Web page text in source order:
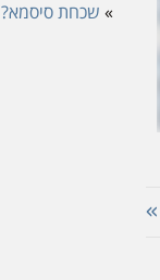
» שכחת סיסמא?